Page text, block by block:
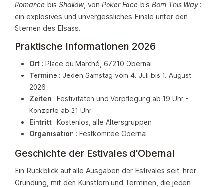
Romance bis Shallow, von Poker Face bis Born This Way :
ein explosives und unvergessliches Finale unter den
Sternen des Elsass.
Praktische Informationen 2026
Ort : Place du Marché, 67210 Obernai
Termine : Jeden Samstag vom 4. Juli bis 1. August
2026
Zeiten : Festivitäten und Verpflegung ab 19 Uhr -
Konzerte ab 21 Uhr
Eintritt : Kostenlos, alle Altersgruppen
Organisation : Festkomitee Obernai
Geschichte der Estivales d'Obernai
Ein Rückblick auf alle Ausgaben der Estivales seit ihrer
Gründung, mit den Künstlern und Terminen, die jeden